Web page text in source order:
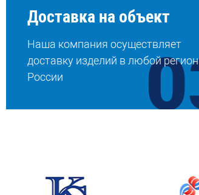
Доставка на объект
Наша компания осуществляет
доставку изделий в любой регион
России